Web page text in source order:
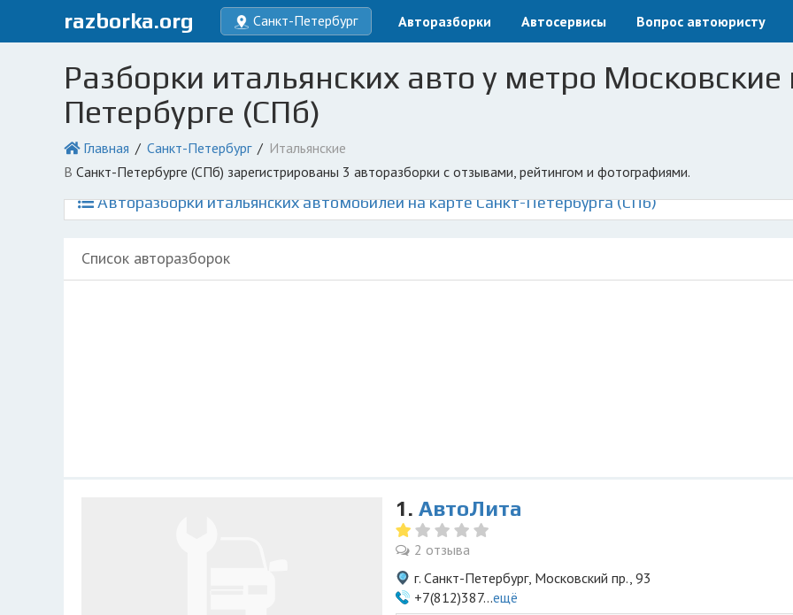
razborka.org Санкт-Петербург Авторазборки Автосервисы Вопрос автоюристу
Разборки итальянских авто у метро Московские
Петербурге (СПб)
Главная Санкт-Петербург
Итальянские
в Санкт-Петербурге (СПб) зарегистрированы 3 авторазборки с отзывами, рейтингом и фотографиями.
Авторазборки итальянских автомобилей на карте Санкт-Петербурга (СПб)
Список авторазборок
1. АвтоЛита
2 отзыва
г. Санкт-Петербург, Московский пр., 93
+7(812)387...ещё